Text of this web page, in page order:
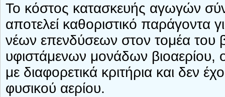
Το κόστος κατασκευής αγωγών
αποτελεί καθοριστικό παράγοντα
νέων επενδύσεων στον τομέα του
υφιστάμενων μονάδων βιοαερίου,
με διαφορετικά κριτήρια και δεν
φυσικού αερίου.